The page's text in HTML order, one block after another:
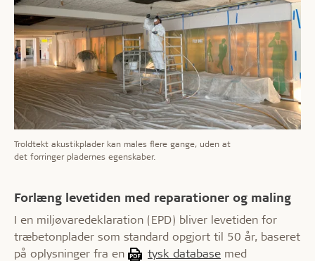
Troldtekt akustikplader kan males flere gange, uden at
det forringer pladernes egenskaber.
Forlæng levetiden med reparationer og maling
I en miljøvaredeklaration (EPD) bliver levetiden for
træbetonplader som standard opgjort til 50 år, baseret
på oplysninger fra en
tysk database med